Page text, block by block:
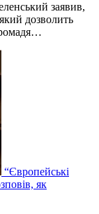
заявив,
дозволить
“Європейські
як